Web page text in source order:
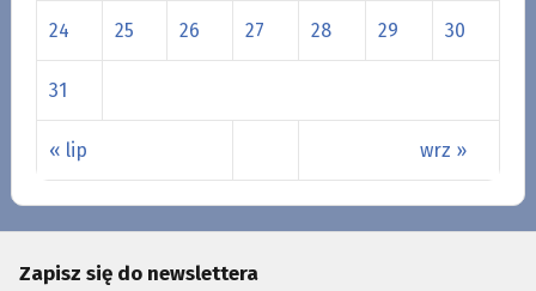
« lip wrz »
24 25 26 27 28 29 30
31
Zapisz się do newslettera